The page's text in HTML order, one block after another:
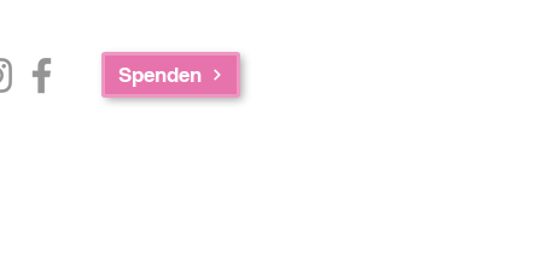
Spenden